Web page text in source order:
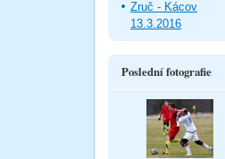
Zruč - Kácov
13.3.2016
Poslední fotografie